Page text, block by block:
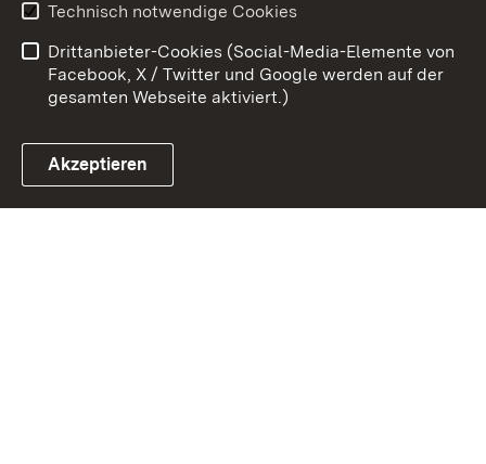
Link zum Landesportal
Barrierefreiheit
Benutzungshinweise
Impressum
Cookies
Technisch notwendige Cookies
Drittanbieter-Cookies (Social-Media-Elemente von
Facebook, X / Twitter und Google werden auf der
gesamten Webseite aktiviert.)
Akzeptieren